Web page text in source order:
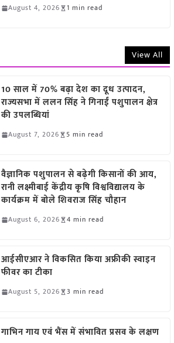
August 4, 2026 1 min read
View All
10 साल में 70% बढ़ा देश का दूध उत्पादन,
राज्यसभा में ललन सिंह ने गिनाईं पशुपालन क्षेत्र
की उपलब्धियां
August 7, 2026 5 min read
वैज्ञानिक पशुपालन से बढ़ेगी किसानों की आय,
रानी लक्ष्मीबाई केंद्रीय कृषि विश्वविद्यालय के
कार्यक्रम में बोले शिवराज सिंह चौहान
August 6, 2026 4 min read
आईसीएआर ने विकसित किया अफ्रीकी स्वाइन
फीवर का टीका
August 5, 2026 3 min read
गाभिन गाय एवं भैंस में संभावित प्रसव के लक्षण